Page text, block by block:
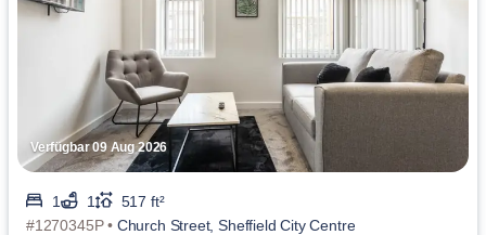
Verfügbar 09 Aug 2026
1 1
517 ft²
#1270345P • Church Street, Sheffield City Centre